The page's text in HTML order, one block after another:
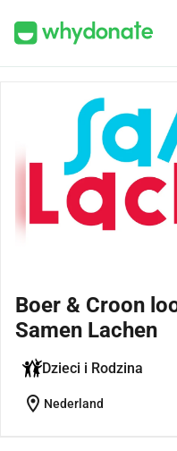
Boer & Croon
Samen Lachen
Dzieci i Rodzina
location_on Nederland